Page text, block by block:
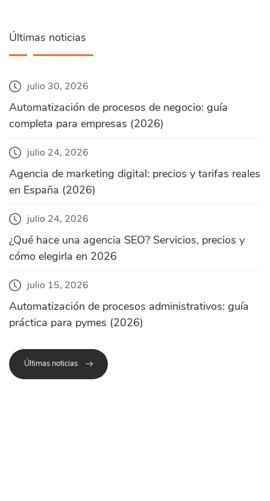
Últimas noticias
julio 30, 2026
Automatización de procesos de negocio: guía
completa para empresas (2026)
julio 24, 2026
Agencia de marketing digital: precios y tarifas reales
en España (2026)
julio 24, 2026
¿Qué hace una agencia SEO? Servicios, precios y
cómo elegirla en 2026
julio 15, 2026
Automatización de procesos administrativos: guía
práctica para pymes (2026)
Últimas noticias